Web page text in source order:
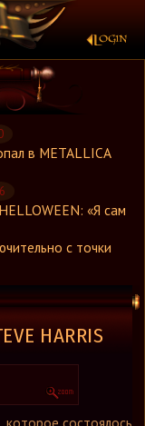
×
в METALLICA
«Я сам
с точки
HARRIS
которое состоялось